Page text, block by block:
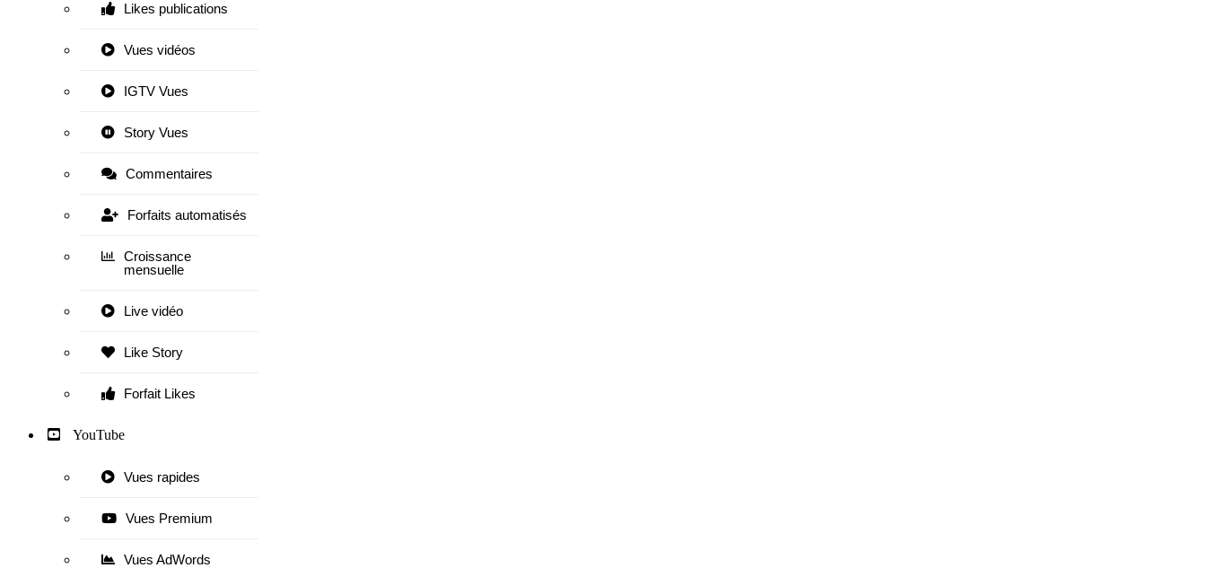
Likes publications
Vues vidéos
IGTV Vues
Story Vues
Commentaires
Forfaits automatisés
Croissance
mensuelle
Live vidéo
Like Story
Forfait Likes
YouTube
Vues rapides
Vues Premium
Vues AdWords